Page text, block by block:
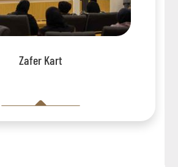
Zafer Kart